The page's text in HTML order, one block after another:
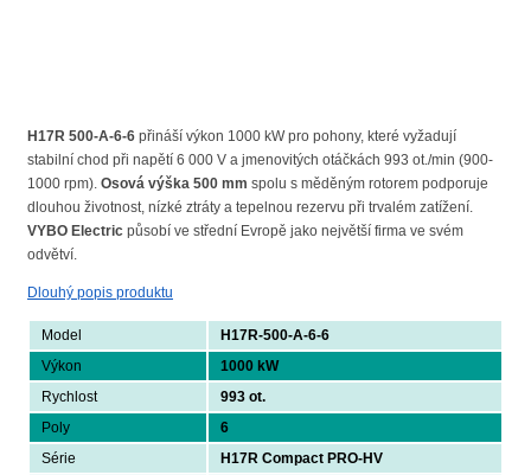
H17R 500-A-6-6 přináší výkon 1000 kW pro pohony, které vyžadují
stabilní chod při napětí 6 000 V a jmenovitých otáčkách 993 ot./min (900-
1000 rpm). Osová výška 500 mm spolu s měděným rotorem podporuje
dlouhou životnost, nízké ztráty a tepelnou rezervu při trvalém zatížení.
VYBO Electric působí ve střední Evropě jako největší firma ve svém
odvětví.
Dlouhý popis produktu
Model
H17R-500-A-6-6
Výkon
1000 kW
Rychlost
993 ot.
Poly
6
Série
H17R Compact PRO-HV